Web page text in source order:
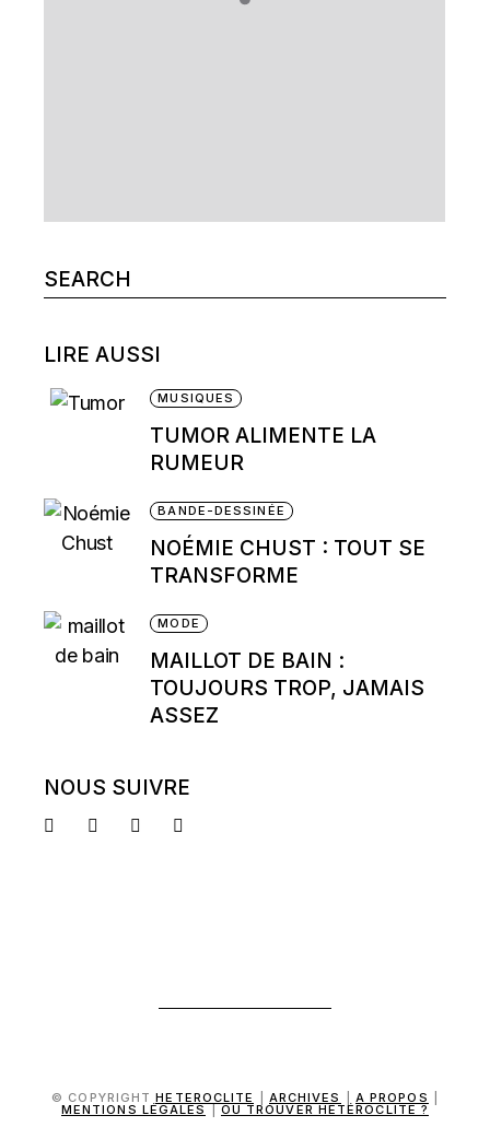
Search
for:
LIRE AUSSI
MUSIQUES
TUMOR ALIMENTE LA
RUMEUR
BANDE-DESSINÉE
NOÉMIE CHUST : TOUT SE
TRANSFORME
MODE
MAILLOT DE BAIN :
TOUJOURS TROP, JAMAIS
ASSEZ
NOUS SUIVRE
© COPYRIGHTHETEROCLITE ARCHIVES A PROPOS
MENTIONS LÉGALES OÙ TROUVER HÉTÉROCLITE ?